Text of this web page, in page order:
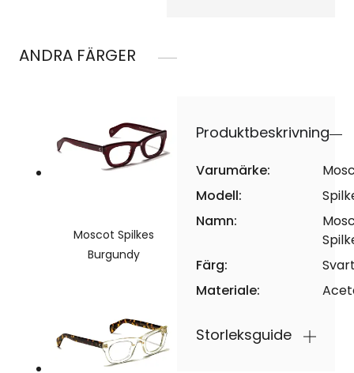
ANDRA FÄRGER
Moscot Spilkes
Burgundy
Produktbeskrivning
Varumärke:
Modell:
Namn:
Färg:
Materiale:
Storleksguide